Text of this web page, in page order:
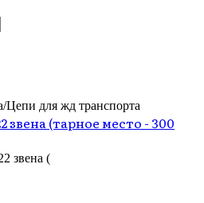
Цепи для жд транспорта
звена (тарное место - 300
звена (